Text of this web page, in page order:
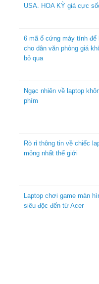
USA. HOA KỲ giá cực
6 mã ổ cứng máy tính để
cho dân văn phòng giá
bỏ qua
Ngạc nhiên về laptop
phím
Rò rỉ thông tin về chiếc
mỏng nhất thế giới
Laptop chơi game màn
siêu độc đến từ Acer